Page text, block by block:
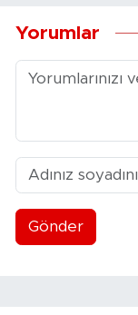
Yorumlar
Gönder